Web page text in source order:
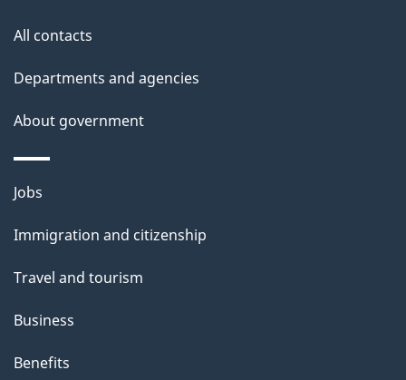
All contacts
Departments and agencies
About government
Themes
topics
Jobs
Immigration and citizenship
Travel and tourism
Business
Benefits